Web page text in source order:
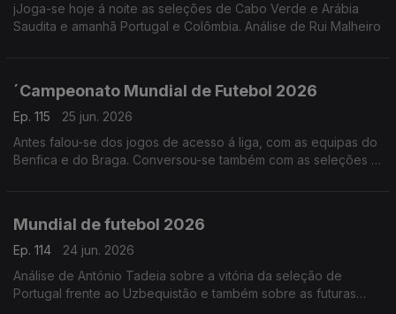
jJoga-se hoje á noite as seleções de Cabo Verde e Arábia
Saudita e amanhã Portugal e Colômbia. Análise de Rui Malheiro
´Campeonato Mundial de Futebol 2026
Ep. 115
25 jun. 2026
Antes falou-se dos jogos de acesso á liga, com as equipas do
Benfica e do Braga. Conversou-se também com as seleções já
Mundial de futebol 2026
Ep. 114
24 jun. 2026
Análise de António Tadeia sobre a vitória da seleção de
Portugal frente ao Uzbequistão e também sobre as futuras